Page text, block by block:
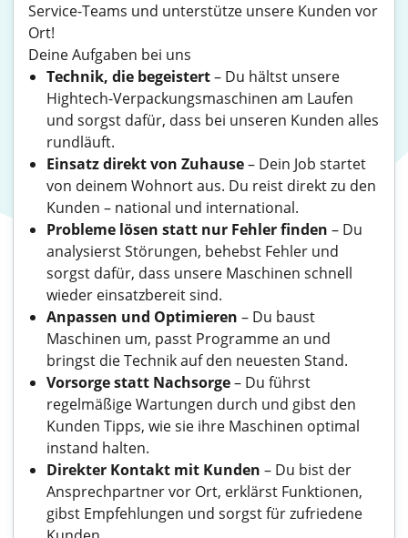
Service-Teams und unterstütze unsere Kunden vor
Ort!
Deine Aufgaben bei uns
Technik, die begeistert– Du hältst unsere
Hightech-Verpackungsmaschinen am Laufen
und sorgst dafür, dass bei unseren Kunden alles
rundläuft.
Einsatz direkt von Zuhause– Dein Job startet
von deinem Wohnort aus. Du reist direkt zu den
Kunden – national und international.
Probleme lösen statt nur Fehler finden – Du
analysierst Störungen, behebst Fehler und
sorgst dafür, dass unsere Maschinen schnell
wieder einsatzbereit sind.
Anpassen und Optimieren – Du baust
Maschinen um, passt Programme an und
bringst die Technik auf den neuesten Stand.
Vorsorge statt Nachsorge– Du führst
regelmäßige Wartungen durch und gibst den
Kunden Tipps, wie sie ihre Maschinen optimal
instand halten.
Direkter Kontakt mit Kunden – Du bist der
Ansprechpartner vor Ort, erklärst Funktionen,
gibst Empfehlungen und sorgst für zufriedene